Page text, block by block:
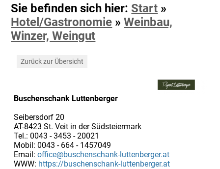
Sie befinden sich hier: Start »
Hotel/Gastronomie »Weinbau,
Winzer, Weingut
Zurück zur Übersicht
Buschenschank Luttenberger
Seibersdorf 20
AT-8423 St. Veit in der Südsteiermark
Tel.: 0043 - 3453 - 20021
Mobil: 0043 - 664 - 1457049
Email: office@buschenschank-luttenberger.at
WWW: https://buschenschank-luttenberger.at